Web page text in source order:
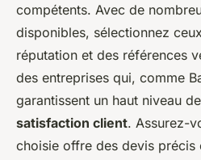
compétents. Avec de
disponibles, sélectionnez
réputation et des références
des entreprises qui, comme
garantissent un haut niveau de
satisfaction client. Assurez-
choisie offre des devis précis